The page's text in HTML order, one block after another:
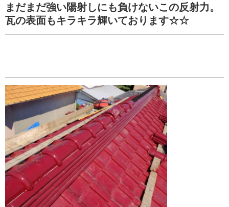
まだまだ強い陽射しにも負けないこの反射力。
瓦の表面もキラキラ輝いております☆☆